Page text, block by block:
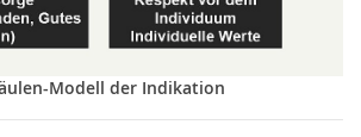
Modell der Indikation